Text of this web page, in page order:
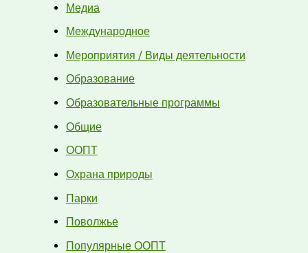
Медиа
Международное
Мероприятия / Виды деятельности
Образование
Образовательные программы
Общие
ООПТ
Охрана природы
Парки
Поволжье
Популярные ООПТ